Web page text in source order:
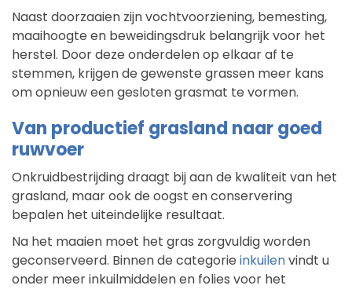
Naast doorzaaien zijn vochtvoorziening, bemesting,
maaihoogte en beweidingsdruk belangrijk voor het
herstel. Door deze onderdelen op elkaar af te
stemmen, krijgen de gewenste grassen meer kans
om opnieuw een gesloten grasmat te vormen.
Van productief grasland naar goed
ruwvoer
Onkruidbestrijding draagt bij aan de kwaliteit van het
grasland, maar ook de oogst en conservering
bepalen het uiteindelijke resultaat.
Na het maaien moet het gras zorgvuldig worden
geconserveerd. Binnen de categorie inkuilenvindt u
onder meer inkuilmiddelen en folies voor het